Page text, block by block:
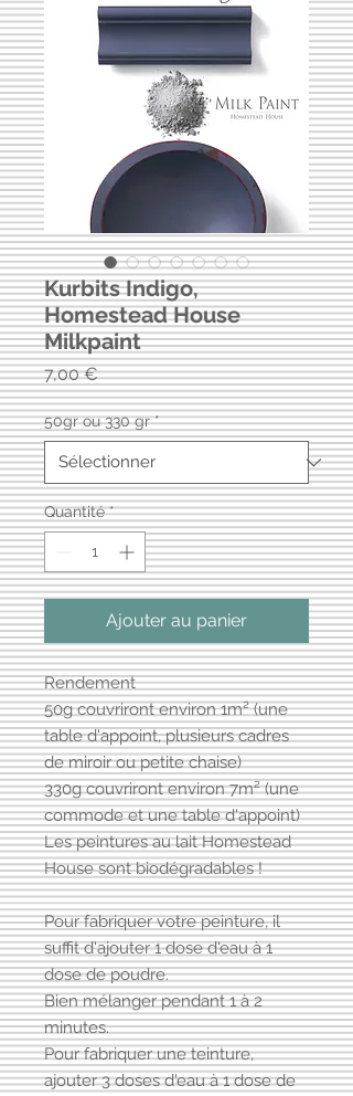
Kurbits Indigo,
Homestead House
Milkpaint
7,00 €Prix
50gr ou 330 gr *
Quantité *
Ajouter au panier
Rendement
50g couvriront environ 1m² (une
table d'appoint, plusieurs cadres
de miroir ou petite chaise)
330g couvriront environ 7m² (une
commode et une table d'appoint)
Les peintures au lait Homestead
House sont biodégradables !
Pour fabriquer votre peinture, il
suffit d'ajouter 1 dose d'eau à 1
dose de poudre.
Bien mélanger pendant 1 à 2
minutes.
Pour fabriquer une teinture,
ajouter 3 doses d'eau à 1 dose de